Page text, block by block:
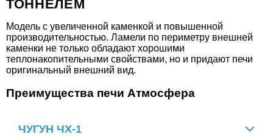
4.100
разборный
ТОННЕЛЕМ
Модель с увеличенной каменкой и повышенной
производительностью. Ламели по периметру внешней
каменки не только обладают хорошими
теплонакопительными свойствами, но и придают печи
оригинальный внешний вид.
Преимущества печи Атмосфера
ЧУГУН ЧХ-1